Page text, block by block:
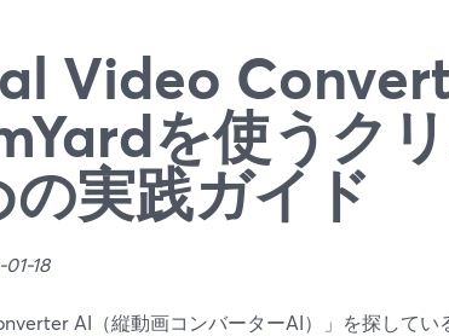
Video
を使うク
実践ガイド
18
AI（縦動画コンバーターAI）」を探して